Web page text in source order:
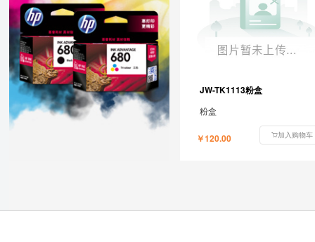
JW-TK1113粉盒
粉盒
￥120.00 加入购物车